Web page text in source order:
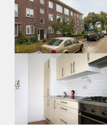
Inkomen eis
N.V.T.
Huurtermijn
Onbepaalde termijn
Oplevering